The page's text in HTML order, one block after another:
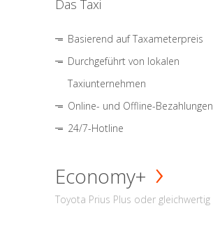
Das Taxi
Basierend auf Taxameterpreis
Durchgeführt von lokalen
Taxiunternehmen
Online- und Offline-Bezahlungen
24/7-Hotline
Economy+
Toyota Prius Plus oder gleichwertig